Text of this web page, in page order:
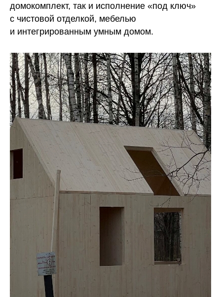
домокомплект, так и исполнение «под ключ»
с чистовой отделкой, мебелью
и интегрированным умным домом.